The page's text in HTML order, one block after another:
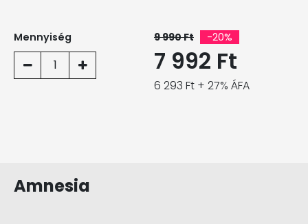
Mennyiség
1
9 990 Ft -20%
7 992 Ft
6 293 Ft + 27% ÁFA
Amnesia